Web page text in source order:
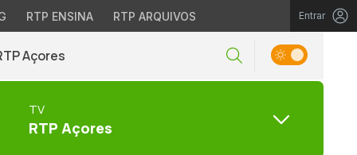
RTP ENSINA RTP ARQUIVOS Entrar
Açores
TV
RTP Açores